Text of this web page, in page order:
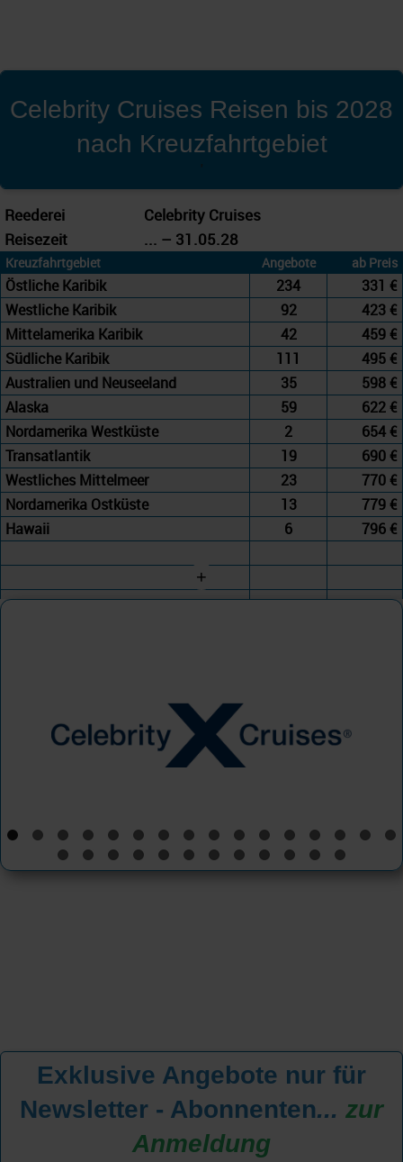
Celebrity Cruises Reisen bis 2028
nach Kreuzfahrtgebiet
'
Reederei
Celebrity Cruises
Reisezeit
... – 31.05.28
Kreuzfahrtgebiet Angebote ab Preis
Östliche Karibik 234
331 €
Westliche Karibik
92
423 €
Mittelamerika Karibik
42
459 €
Südliche Karibik
111
495 €
Australien und Neuseeland
35
598 €
Alaska
59
622 €
Nordamerika Westküste
2
654 €
Transatlantik
19
690 €
Westliches Mittelmeer
23
770 €
Nordamerika Ostküste
13
779 €
Hawaii
6 796 €
+
Exklusive Angebote nur für
Newsletter - Abonnenten... zur
Anmeldung